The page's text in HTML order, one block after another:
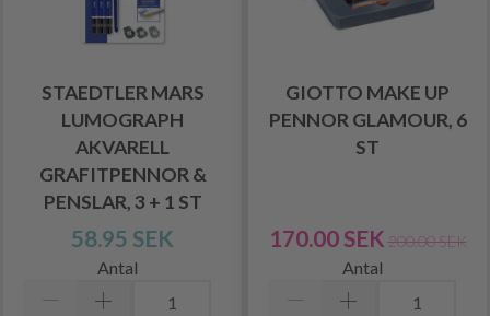
STAEDTLER MARS
LUMOGRAPH
AKVARELL
GRAFITPENNOR &
PENSLAR, 3 + 1 ST
58.95 SEK
Antal
GIOTTO MAKE UP
PENNOR GLAMOUR, 6
ST
170.00 SEK 200.00 SEK
Antal